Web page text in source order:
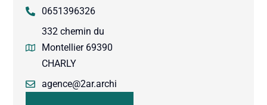
0651396326
332 chemin du
Montellier 69390
CHARLY
agence@2ar.archi